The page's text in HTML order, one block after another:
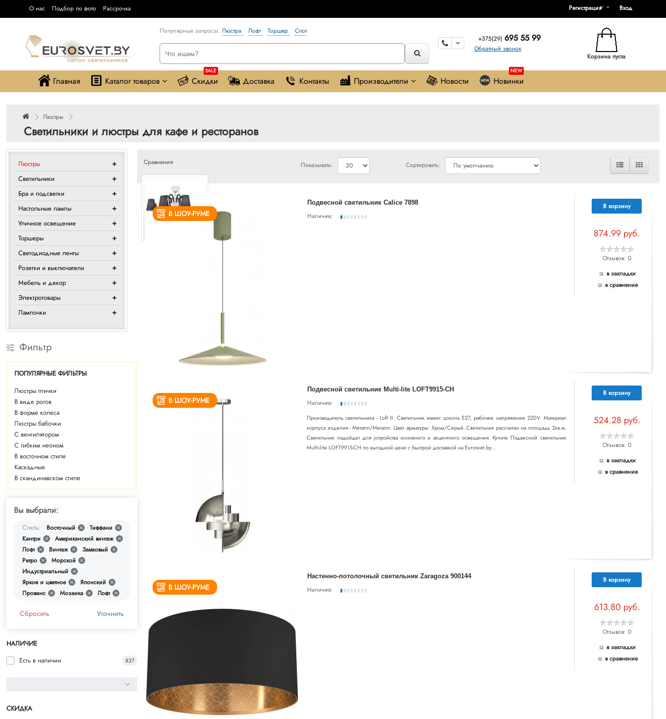
О нас Подбор по фото Рассрочка Вход
Регистрация
Корзина пуста
Популярные запросы: Люстра Лофт Торшер
Спот
+375(29) 695 55 99
Обратный звонок
Главная Каталог товаров
SALE
Скидки Доставка Контакты Производители Новости
NEW
Новинки
Люстры
Светильники и люстры для кафе и ресторанов
Люстры
Светильники
Бра и подсветки
Настольные лампы
Уличное освещение
Торшеры
Светодиодные ленты
Розетки и выключатели
Мебель и декор
Электротовары
Лампочки
Фильтр
ПОПУЛЯРНЫЕ ФИЛЬТРЫ
Люстры птички
В виде рогов
В форме колеса
Люстры бабочки
С вентилятором
С гибким неоном
В восточном стиле
Каскадные
В скандинавском стиле
Вы выбрали:
Стиль: Восточный
Тиффани
Кантри
Американский винтаж
Лофт
Винтаж
Замковый
Ретро
Морской
Индустриальный
Яркое и цветное
Японский
Прованс
Мозаика Лофт
Сбросить Уточнить
НАЛИЧИЕ
Есть в наличии
837
СКИДКА
Сравнения Сортировать:
Показывать:
В ШОУ-РУМЕ
Подвесной светильник Calice 7898
Наличие:
В корзину
874.99 руб.
Отзывов: 0
в закладки
в сравнение
В ШОУ-РУМЕ
Подвесной светильник Multi-lite LOFT9915-CH
Наличие:
В корзину
524.28 руб.
Отзывов: 0
в закладки
в сравнение
Производитель светильника - Loft It. Светильник имеет цоколь E27, рабочее напряжение 220V. Материал
корпуса изделия - Металл/Металл. Цвет арматуры: Хром/Серый. Светильник рассчитан на площадь 2кв.м.
Светильник подойдет для устройства основного и акцентного освещения. Купите Подвесной светильник
Multi-lite LOFT9915-CH по выгодной цене с быстрой доставкой на Eurosvet.by...
В ШОУ-РУМЕ
Настенно-потолочный светильник Zaragoza 900144
Наличие:
В корзину
613.80 руб.
Отзывов: 0
в закладки
в сравнение